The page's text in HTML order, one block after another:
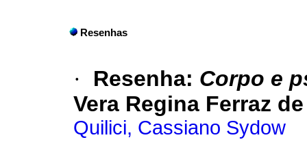
Resenhas
· Resenha: Corpo e
Vera Regina Ferraz
Quilici, Cassiano Sydow